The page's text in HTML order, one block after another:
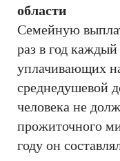
области
Семейную
раз в год
уплачивающих
среднедушевой
человека не
прожиточного
году он